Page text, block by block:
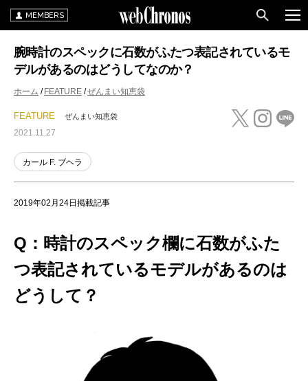
MEMBERS
腕時計のスペックに石数がふたつ表記されているモ
デルがあるのはどうしてなのか？
ホーム FEATURE ぜんまい知恵袋
FEATURE ぜんまい知恵袋
2021.11.27
カール F. ブヘラ
2019年02月24日掲載記事
Q：時計のスペック欄に石数がふた
つ表記されているモデルがあるのは
どうして？